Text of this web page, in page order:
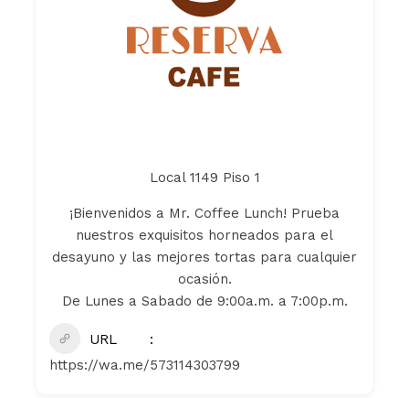
Local 1149 Piso 1
¡Bienvenidos a Mr. Coffee Lunch! Prueba
nuestros exquisitos horneados para el
desayuno y las mejores tortas para cualquier
ocasión.
De Lunes a Sabado de 9:00a.m. a 7:00p.m.
URL
https://wa.me/573114303799